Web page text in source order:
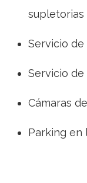
supletorias
Servicio de
Servicio
Cámaras
Parking en